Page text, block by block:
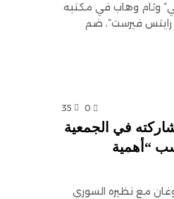
وئام وهاب في مكتبه
فيرست”، ضم
0
35
في الجمعية
“أهمية
مع نظيره السوري